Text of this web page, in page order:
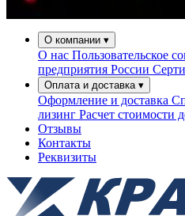
О компании ▾
О нас Пользовательское
предприятия России
Оплата и доставка ▾
Оформление и доставка
лизинг Расчет стоимости
Отзывы
Контакты
Реквизиты